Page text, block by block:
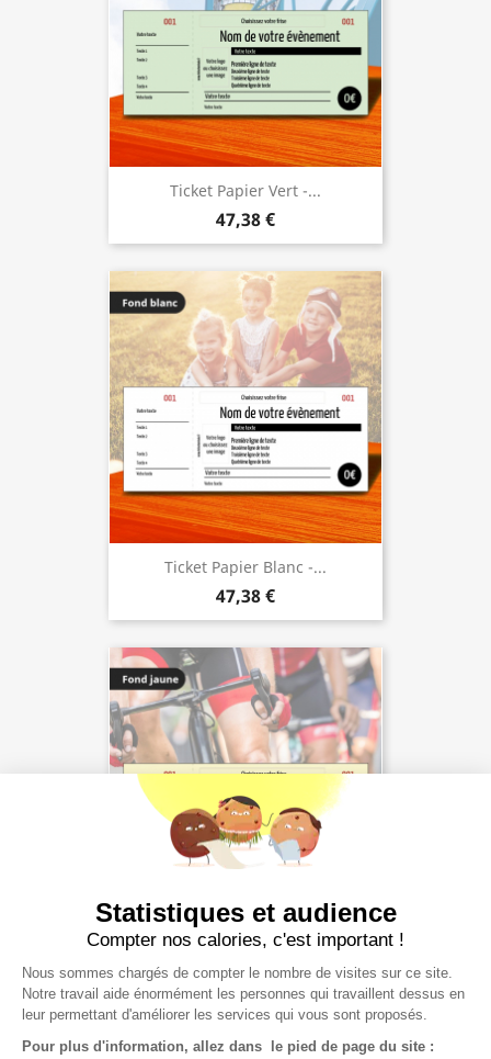
Ticket Papier Vert -...
47,38 €
Ticket Papier Blanc -...
47,38 €
Ticket Papier Jaune -...
47,38 €
Statistiques et audience
Compter nos calories, c'est important !
Nous sommes chargés de compter le nombre de visites sur ce site.
Notre travail aide énormément les personnes qui travaillent dessus en
leur permettant d'améliorer les services qui vous sont proposés.
Pour plus d'information, allez dans le pied de page du site :